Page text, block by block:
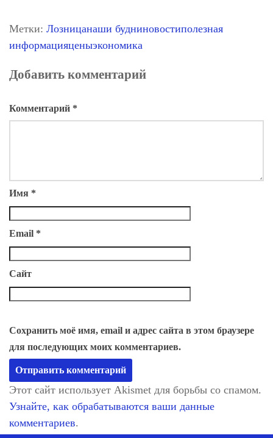
Метки: Лозницанаши будниновостиполезная
информацияценыэкономика
Добавить комментарий
Комментарий *
Имя *
Email *
Сайт
Сохранить моё имя, email и адрес сайта в этом браузере
для последующих моих комментариев.
Этот сайт использует Akismet для борьбы со спамом.
Узнайте, как обрабатываются ваши данные
комментариев.